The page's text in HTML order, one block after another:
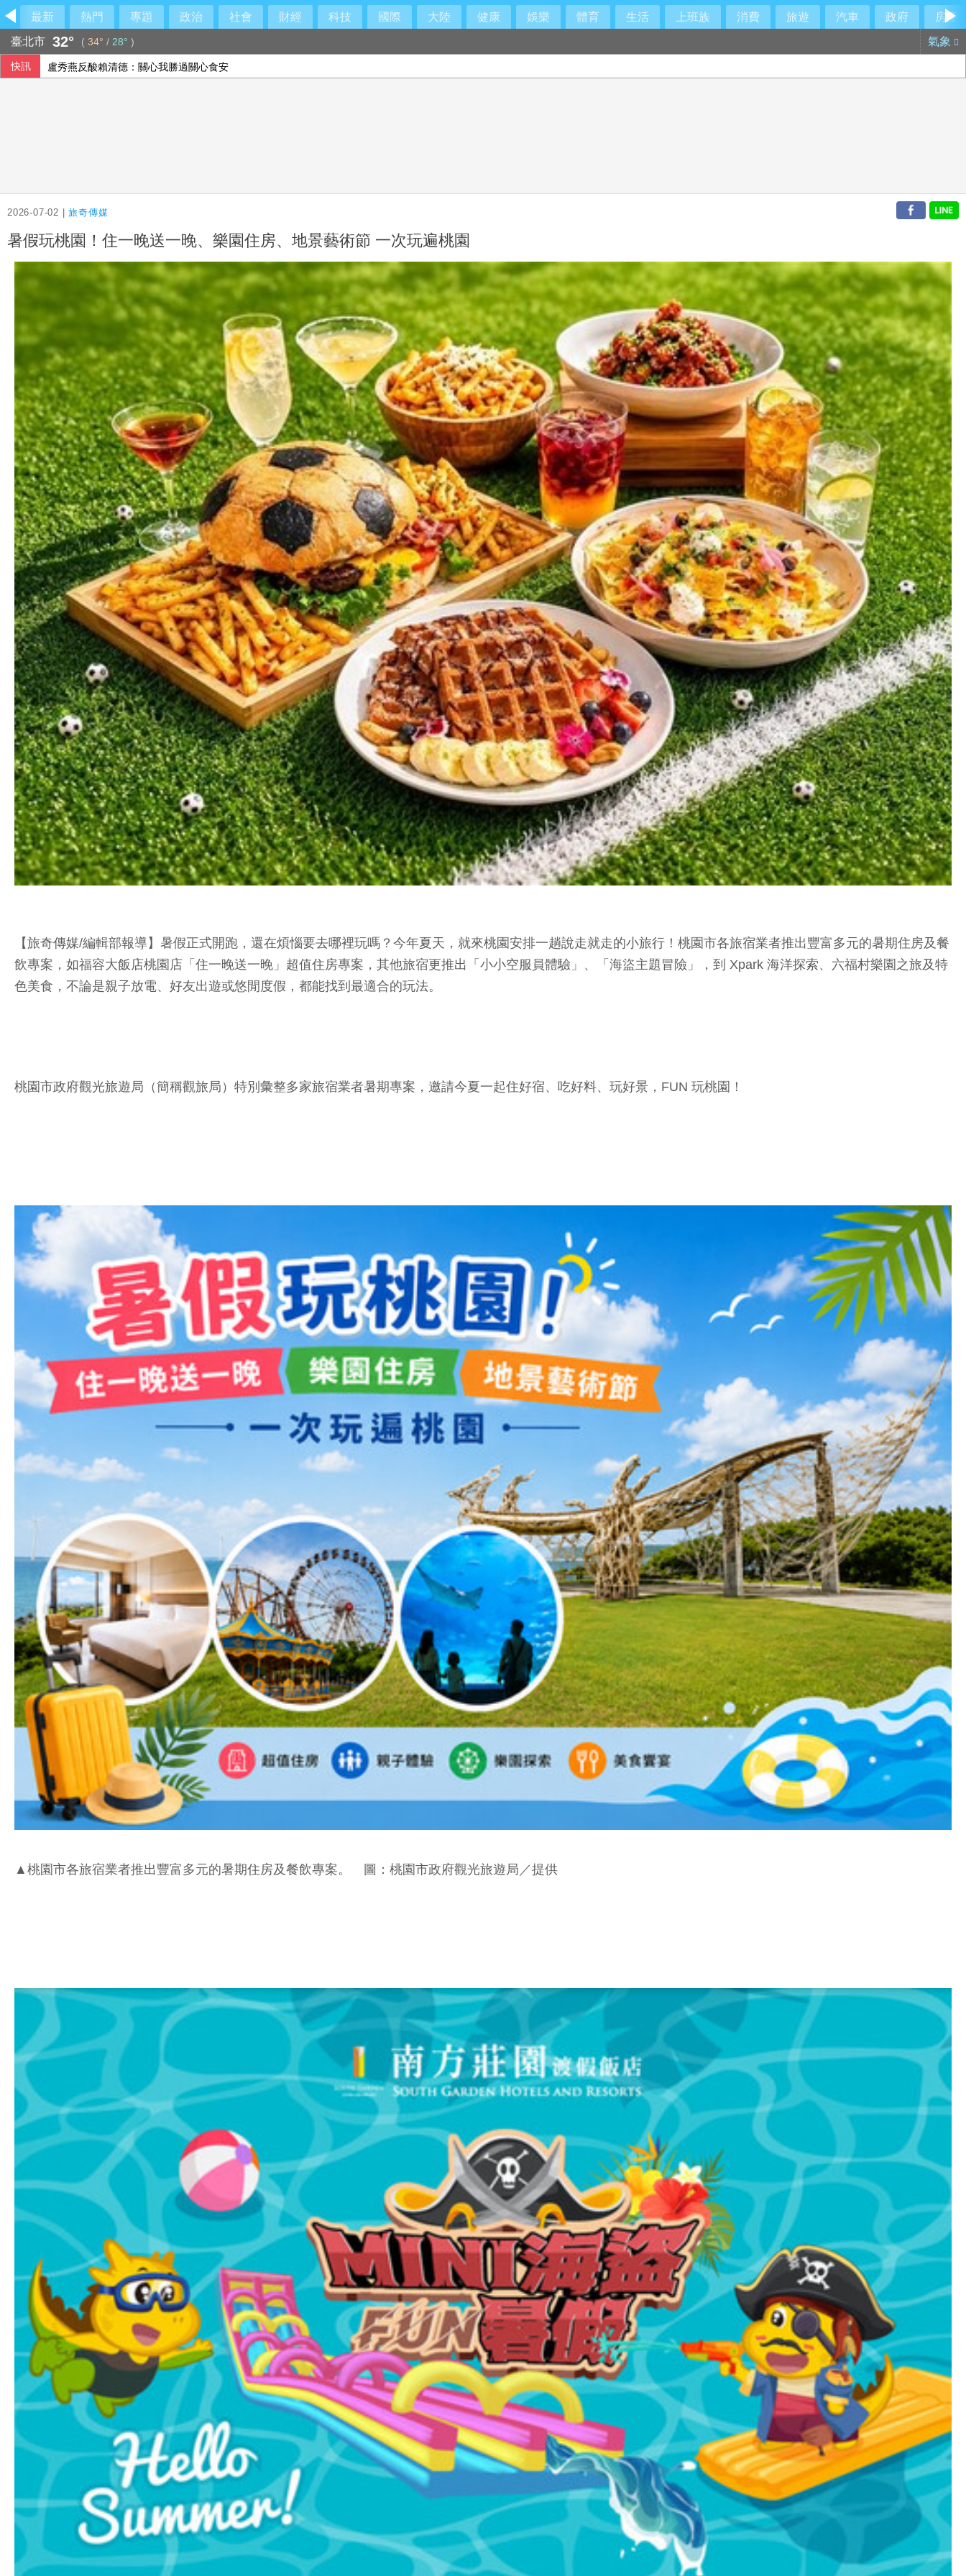
最新 熱門 專題 政治 社會 財經 科技 國際 大陸 健康 娛樂 體育 生活 上班族 消費 旅遊 汽車 政府
房產
臺北市 32° ( 34° / 28° ) 氣象
快訊 颱風白海豚侵襲日本沖繩3傷 各地實施交管
2026-07-02 |旅奇傳媒
暑假玩桃園！住一晚送一晚、樂園住房、地景藝術節 一次玩遍桃園
【旅奇傳媒/編輯部報導】暑假正式開跑，還在煩惱要去哪裡玩嗎？今年夏天，就來桃園安排一趟說走就走的小旅行！桃園市各旅宿業者推出豐富多元的暑期住房及餐
飲專案，如福容大飯店桃園店「住一晚送一晚」超值住房專案，其他旅宿更推出「小小空服員體驗」、「海盜主題冒險」，到 Xpark 海洋探索、六福村樂園之旅及特
色美食，不論是親子放電、好友出遊或悠閒度假，都能找到最適合的玩法。
桃園市政府觀光旅遊局（簡稱觀旅局）特別彙整多家旅宿業者暑期專案，邀請今夏一起住好宿、吃好料、玩好景，FUN 玩桃園！
▲桃園市各旅宿業者推出豐富多元的暑期住房及餐飲專案。 圖：桃園市政府觀光旅遊局／提供